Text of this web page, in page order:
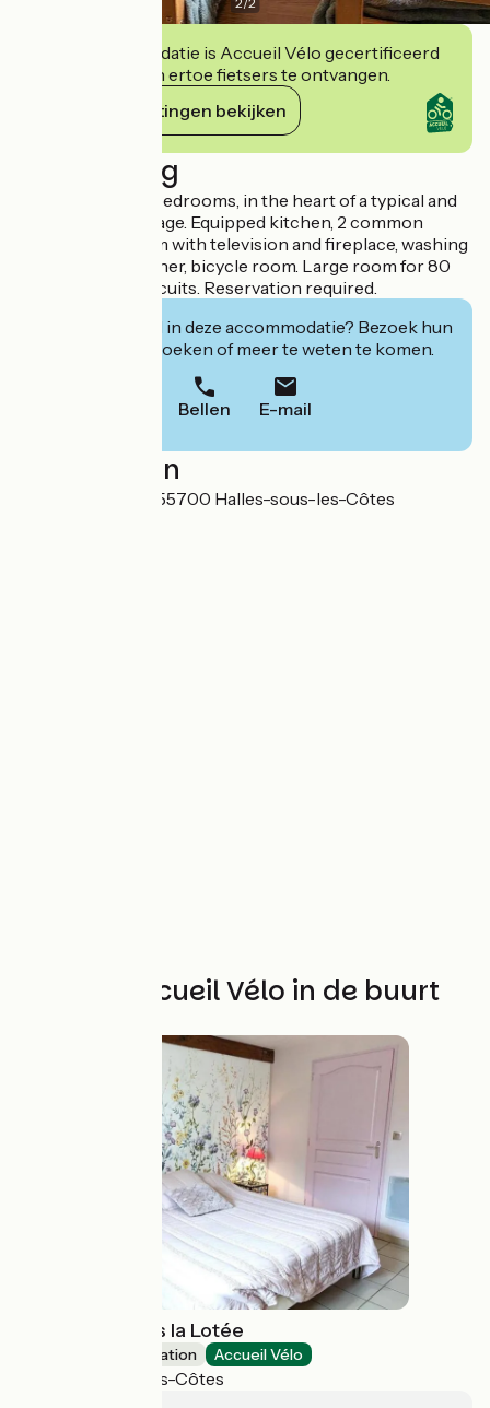
Deze accommodatie is Accueil Vélo gecertificeerd
en verbindt zich ertoe fietsers te ontvangen.
Haar verplichtingen bekijken
Beschrijving
3 star gîte with 8 bedrooms, in the heart of a typical and
quiet Lorraine village. Equipped kitchen, 2 common
rooms, living room with television and fireplace, washing
machine, dishwasher, bicycle room. Large room for 80
people. Hiking circuits. Reservation required.
Geïnteresseerd in deze accommodatie? Bezoek hun
website om te boeken of meer te weten te komen.
Bellen E-mail
Localisation
9 Rue de la Lotée 55700 Halles-sous-les-Côtes
Andere Accueil Vélo in de buurt
Gîte de groupes la Lotée
Group accommodation Accueil Vélo
Halles-sous-les-Côtes